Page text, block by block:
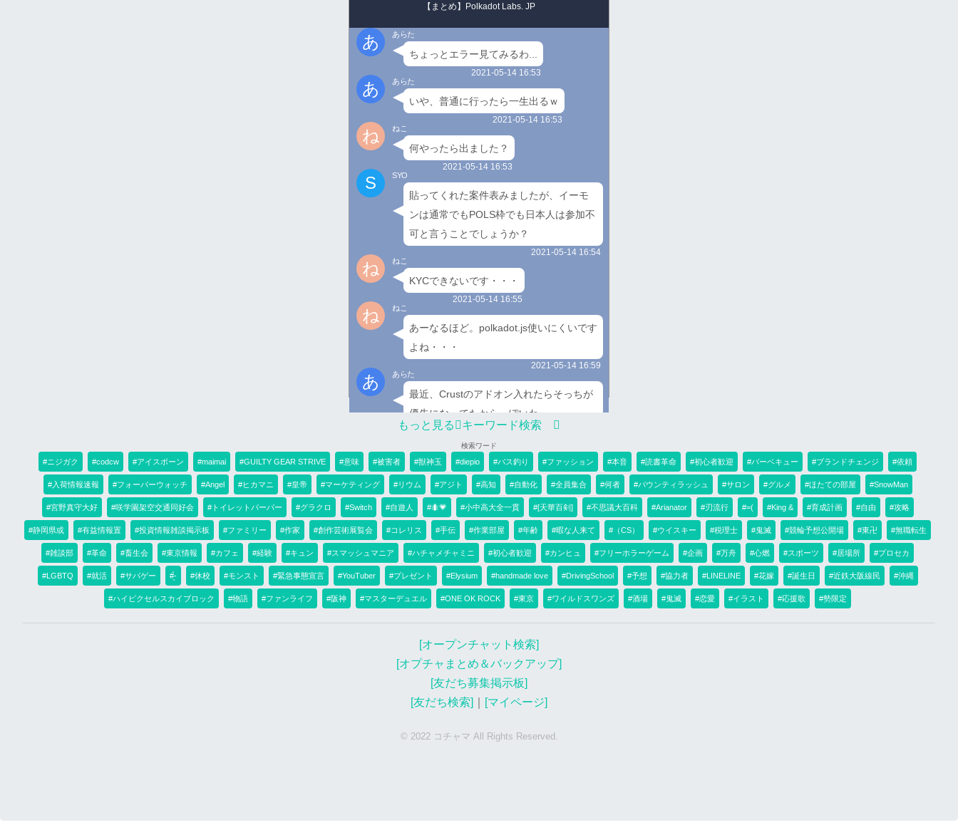
【まとめ】Polkadot Labs. JP
あ あらた
ちょっとエラー見てみるわ...
2021-05-14 16:53
あ あらた
いや、普通に行ったら一生出るｗ
2021-05-14 16:53
ね ねこ
何やったら出ました？
2021-05-14 16:53
S SYO
貼ってくれた案件表みましたが、イーモ
ンは通常でもPOLS枠でも日本人は参加不
可と言うことでしょうか？
2021-05-14 16:54
ね ねこ
KYCできないです・・・
2021-05-14 16:55
ね ねこ
あーなるほど。polkadot.js使いにくいです
よね・・・
2021-05-14 16:59
あ あらた
最近、Crustのアドオン入れたらそっちが
優先になってたからっぽいわ...
2021-05-14 16:59
あ
polsちょっとまえのテレグラムではERC
分もBSC分も合計でカウントされるよう
に説明されてたのに新しい記事ではでき
ないって書いてある…かなしみ…
2021-05-14 18:24
k kend
マジすか？安心してたのに、、、
2021-05-14 18:35
あ ああういあ
f I hold POLS in my BSC and ETH addres
s calculation of tickets? No. We cannot co
mbine P
ああういあ
ているかはわからない
もっと見る キーワード検索
検索ワード
#ニジガク #codcw #アイスボーン #maimai #GUILTY GEAR STRIVE #意味 #被害者 #獣神玉 #diepio #バス釣り #ファッション #本音 #読書革命 #初心者歓迎 #バーベキュー #ブランドチェンジ #依頼
#入荷情報速報 #フォーバーウォッチ #Angel #ヒカマニ #皇帝 #マーケティング #リウム #アジト #高知 #自動化 #全員集合 #何者 #バウンティラッシュ #サロン #グルメ #ほたての部屋 #SnowMan
#宮野真守大好 #咲学園架空交通同好会 #トイレットパーパー #グラクロ #Switch #自遊人 #🐜💗 #小中高大全一貫 #[天華百剣] #不思議大百科 #Arianator #刃流行 #=( #King & #育成計画 #自由 #攻略
#静岡県或 #有益情報置 #投資情報雑談掲示板 #ファミリー #作家 #創作芸術展覧会 #コレリス #手伝 #作業部屋 #年齢 #暇な人来て #（CS） #ウイスキー #税理士 #鬼滅 #競輪予想公開場 #東卍 #無職転生
#雑談部 #革命 #畜生会 #東京情報 #カフェ #経験 #キュン #スマッシュマニア #ハチャメチャミニ #初心者歓迎 #カンヒュ #フリーホラーゲーム #企画 #万舟 #心燃 #スポーツ #居場所 #プロセカ
#LGBTQ #就活 #サバゲー #̖́- #休校 #モンスト #緊急事態宣言 #YouTuber #プレゼント #Elysium #handmade love #DrivingSchool #予想 #協力者 #LINELINE #花嫁 #誕生日 #近鉄大阪線民 #沖縄
#ハイピクセルスカイブロック #物語 #ファンライフ #阪神 #マスターデュエル #ONE OK ROCK #東京 #ワイルドスワンズ #酒場 #鬼滅 #恋愛 #イラスト #応援歌 #勢限定
[オープンチャット検索]
[オプチャまとめ＆バックアップ]
[友だち募集掲示板]
[友だち検索]
[マイページ]
© 2022 コチャマ All Rights Reserved.